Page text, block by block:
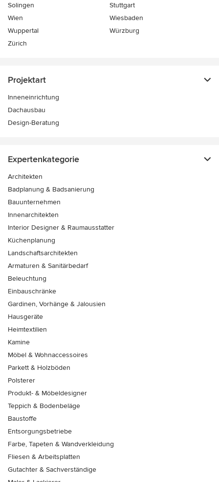
Solingen
Stuttgart
Wien
Wiesbaden
Wuppertal
Würzburg
Zürich
Projektart
Inneneinrichtung
Dachausbau
Design-Beratung
Expertenkategorie
Architekten
Badplanung & Badsanierung
Bauunternehmen
Innenarchitekten
Interior Designer & Raumausstatter
Küchenplanung
Landschaftsarchitekten
Armaturen & Sanitärbedarf
Beleuchtung
Einbauschränke
Gardinen, Vorhänge & Jalousien
Hausgeräte
Heimtextilien
Kamine
Möbel & Wohnaccessoires
Parkett & Holzböden
Polsterer
Produkt- & Möbeldesigner
Teppich & Bodenbeläge
Baustoffe
Entsorgungsbetriebe
Farbe, Tapeten & Wandverkleidung
Fliesen & Arbeitsplatten
Gutachter & Sachverständige